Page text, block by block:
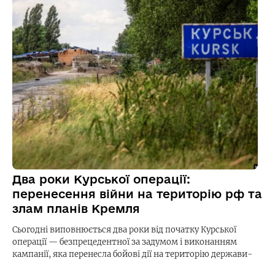
Два роки Курської операції:
перенесення війни на територію рф та
злам планів Кремля
Сьогодні виповнюється два роки від початку Курської
операції — безпрецедентної за задумом і виконанням
кампанії, яка перенесла бойові дії на територію держави-